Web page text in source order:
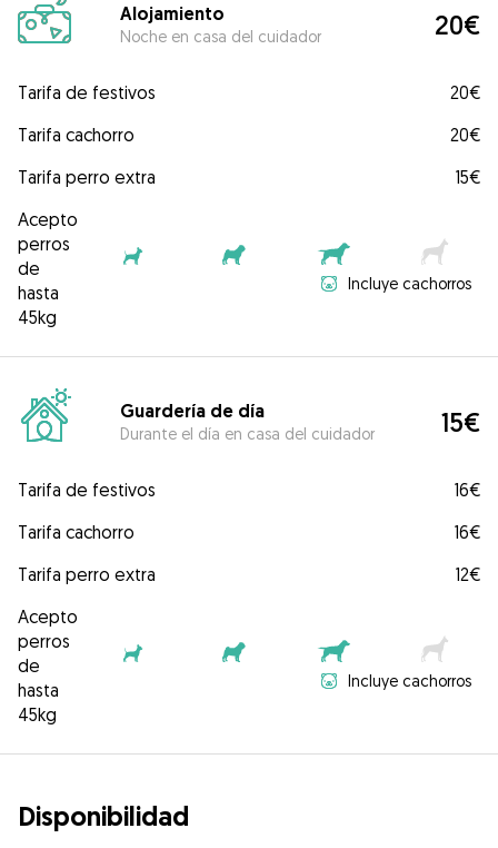
Alojamiento
Noche en casa del cuidador 20€
Tarifa de festivos
20€
Tarifa cachorro
20€
Tarifa perro extra
15€
Acepto
perros
de
hasta
45kg
Incluye cachorros
Guardería de día
Durante el día en casa del cuidador 15€
Tarifa de festivos
16€
Tarifa cachorro
16€
Tarifa perro extra
12€
Acepto
perros
de
hasta
45kg
Incluye cachorros
Disponibilidad